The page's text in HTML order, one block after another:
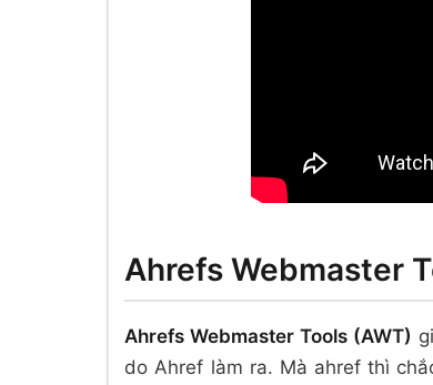
Ahrefs Webmaster
Ahrefs Webmaster Tools (AWT)
do Ahref làm ra. Mà ahref thì